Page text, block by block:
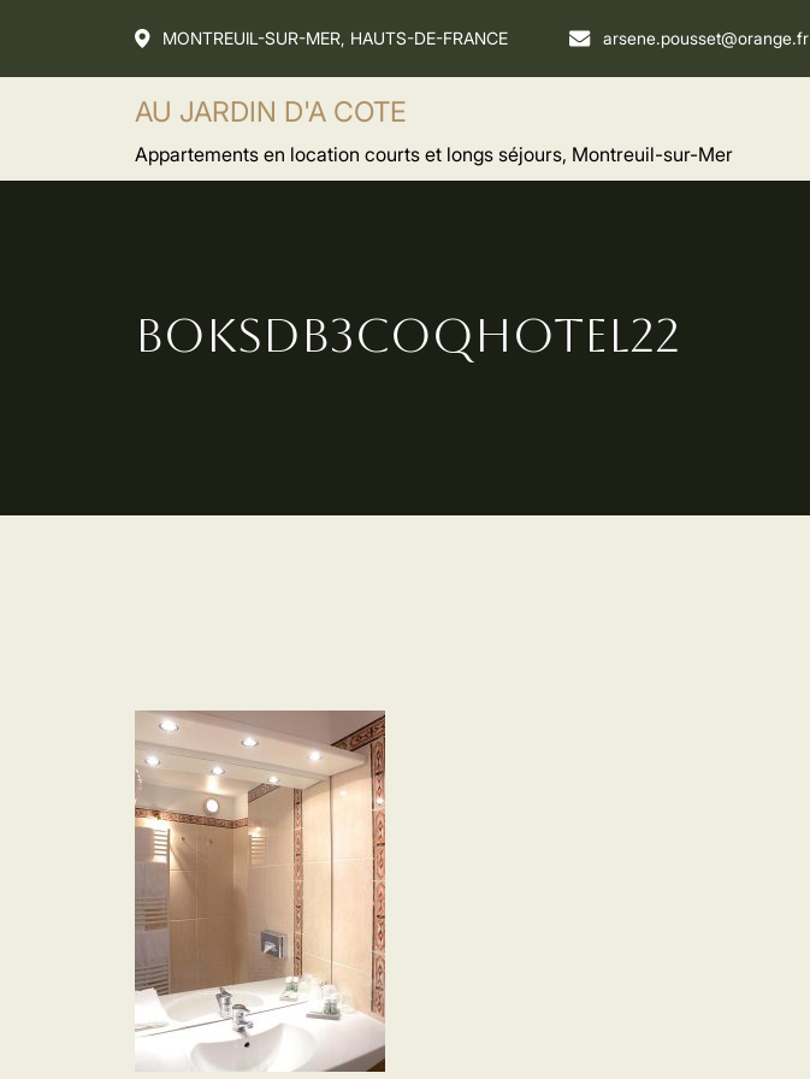
MONTREUIL-SUR-MER, HAUTS-DE-FRANCE arsene.pousset@orange.fr
AU JARDIN D'A COTE
Appartements en location courts et longs séjours, Montreuil-sur-Mer
BOKSDB3COQHOTEL22